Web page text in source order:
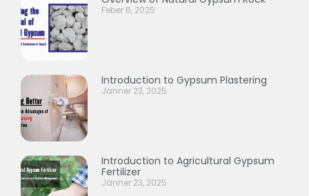
Feber 6, 2025
Introduction to Gypsum Plastering
Jänner 23, 2025
Introduction to Agricultural Gypsum
Fertilizer
Jänner 23, 2025